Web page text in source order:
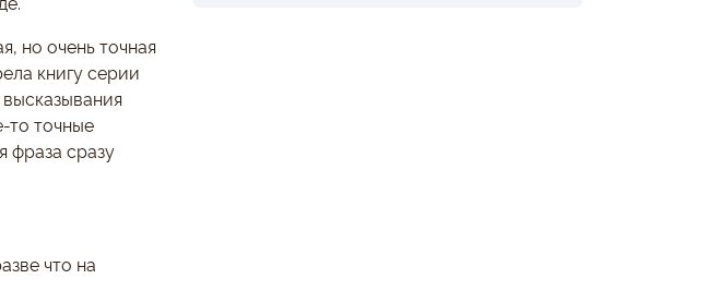
но очень точная
книгу серии
то точные
фраза сразу
что на